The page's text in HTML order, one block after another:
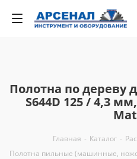
Полотна по дереву
S644D 125 / 4,3
Главная - Каталог -
Полотна пильные (машинные,